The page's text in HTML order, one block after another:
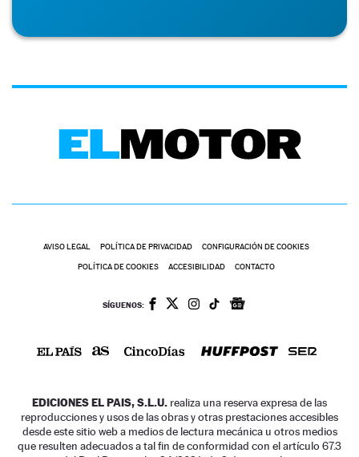
AVISO LEGAL POLÍTICA DE PRIVACIDAD CONFIGURACIÓN DE COOKIES
POLÍTICA DE COOKIES ACCESIBILIDAD CONTACTO
SÍGUENOS:
EDICIONES EL PAIS, S.L.U. realiza una reserva expresa de las
reproducciones y usos de las obras y otras prestaciones accesibles
desde este sitio web a medios de lectura mecánica u otros medios
que resulten adecuados a tal fin de conformidad con el artículo 67.3